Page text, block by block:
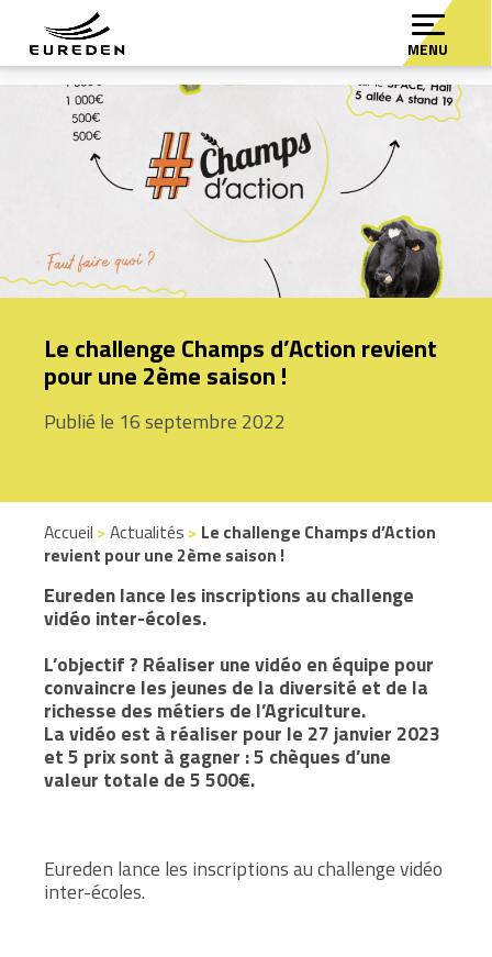
MENU
Le challenge Champs d’Action revient
pour une 2ème saison !
Publié le 16 septembre 2022
Accueil >Actualités > Le challenge Champs d’Action
revient pour une 2ème saison !
Eureden lance les inscriptions au challenge
vidéo inter-écoles.
L’objectif ? Réaliser une vidéo en équipe pour
convaincre les jeunes de la diversité et de la
richesse des métiers de l’Agriculture.
La vidéo est à réaliser pour le 27 janvier 2023
et 5 prix sont à gagner : 5 chèques d’une
valeur totale de 5 500€.
Eureden lance les inscriptions au challenge vidéo
inter-écoles.